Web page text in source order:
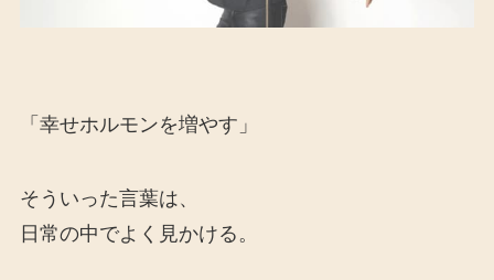
「幸せホルモンを増やす」
そういった言葉は、
日常の中でよく見かける。